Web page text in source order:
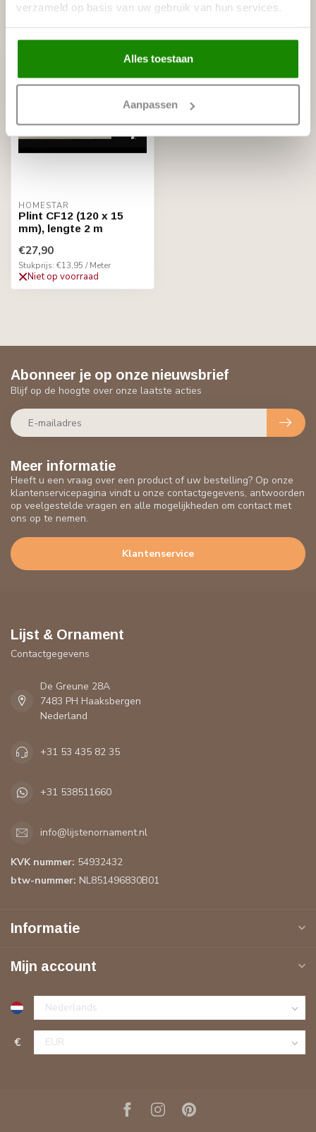
verzameld op basis van uw gebruik van hun services.
Alles toestaan
Aanpassen
Recent bekeken
HOMESTAR
Plint CF12 (120 x 15
mm), lengte 2 m
€27,90
Stukprijs: €13,95 / Meter
Niet op voorraad
Meer informatie
Heeft u een vraag over een product of uw bestelling? Op onze
klantenservicepagina vindt u onze contactgegevens, antwoorden
op veelgestelde vragen en alle mogelijkheden om contact met
ons op te nemen.
Klantenservice
Abonneer je op onze nieuwsbrief
Blijf op de hoogte over onze laatste acties
Lijst & Ornament
Contactgegevens
De Greune 28A
7483 PH Haaksbergen
Nederland
+31 53 435 82 35
+31 538511660
info@lijstenornament.nl
KVK nummer: 54932432
btw-nummer: NL851496830B01
Informatie
Mijn account
€